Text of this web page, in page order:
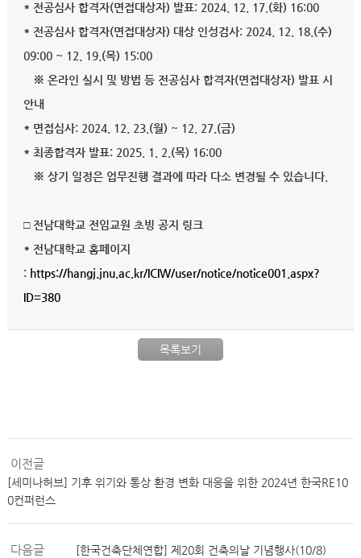
* 전공심사 합격자(면접대상자) 발표: 2024. 12. 17.(화) 16:00
* 전공심사 합격자(면접대상자) 대상 인성검사: 2024. 12. 18.(수)
09:00 ~ 12. 19.(목) 15:00
※ 온라인 실시 및 방법 등 전공심사 합격자(면접대상자) 발표 시
안내
* 면접심사: 2024. 12. 23.(월) ~ 12. 27.(금)
* 최종합격자 발표: 2025. 1. 2.(목) 16:00
※ 상기 일정은 업무진행 결과에 따라 다소 변경될 수 있습니다.
□ 전남대학교 전임교원 초빙 공지 링크
* 전남대학교 홈페이지
: https://hangj.jnu.ac.kr/ICIW/user/notice/notice001.aspx?
ID=380
목록보기
이전글
[세미나허브] 기후 위기와 통상 환경 변화 대응을 위한 2024년 한국RE10
0컨퍼런스
다음글 [한국건축단체연합] 제20회 건축의날 기념행사(10/8)